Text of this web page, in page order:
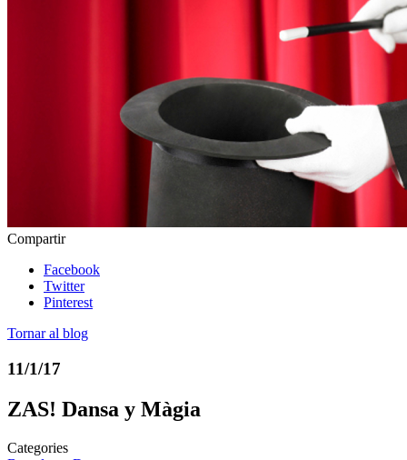
Compartir
Facebook
Twitter
Pinterest
Tornar al blog
11/1/17
ZAS! Dansa y Màgia
Categories